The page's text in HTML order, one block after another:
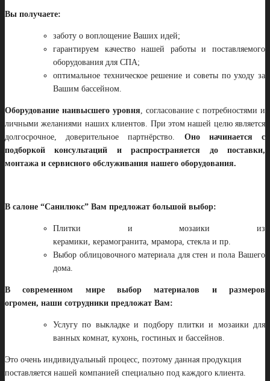
Вы получаете:
заботу о воплощение Ваших идей;
гарантируем качество нашей работы и поставляемого
оборудования для СПА;
оптимальное техническое решение и советы по уходу за
Вашим бассейном.
Оборудование наивысшего уровня, согласование с потребностями и
личными желаниями наших клиентов. При этом нашей целю является
долгосрочное, доверительное партнёрство. Оно начинается с
подборкой консультаций и распространяется до поставки,
монтажа и сервисного обслуживания нашего оборудования.
В салоне “Санилюкс” Вам предложат большой выбор:
Плитки и мозаики из
керамики, керамогранита, мрамора, стекла и пр.
Выбор облицовочного материала для стен и пола Вашего
дома.
В современном мире выбор материалов и размеров
огромен, наши сотрудники предложат Вам:
Услугу по выкладке и подбору плитки и мозаики для
ванных комнат, кухонь, гостиных и бассейнов.
Это очень индивидуальный процесс, поэтому данная продукция
поставляется нашей компанией специально под каждого клиента.